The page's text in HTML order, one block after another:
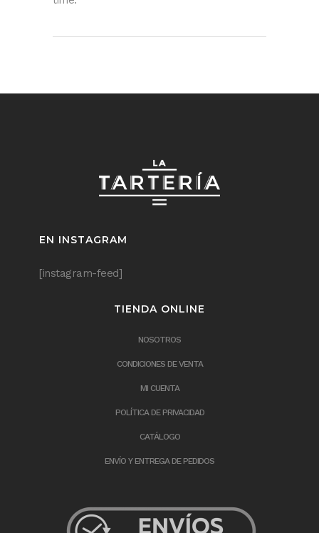
EN INSTAGRAM
[instagram-feed]
TIENDA ONLINE
NOSOTROS
CONDICIONES DE VENTA
MI CUENTA
POLÍTICA DE PRIVACIDAD
CATÁLOGO
ENVÍO Y ENTREGA DE PEDIDOS